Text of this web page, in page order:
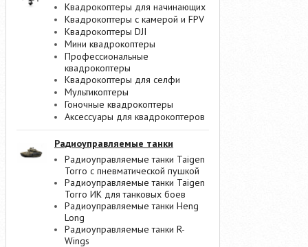
Квадрокоптеры для начинающих
Квадрокоптеры с камерой и FPV
Квадрокоптеры DJI
Мини квадрокоптеры
Профессиональные
квадрокоптеры
Квадрокоптеры для селфи
Мультикоптеры
Гоночные квадрокоптеры
Аксессуары для квадрокоптеров
Радиоуправляемые танки
Радиоуправляемые танки Taigen
Torro с пневматической пушкой
Радиоуправляемые танки Taigen
Torro ИК для танковых боев
Радиоуправляемые танки Heng
Long
Радиоуправляемые танки R-
Wings